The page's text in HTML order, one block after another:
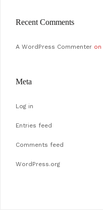
Recent Comments
A WordPress Commenter on
Meta
Log in
Entries feed
Comments feed
WordPress.org